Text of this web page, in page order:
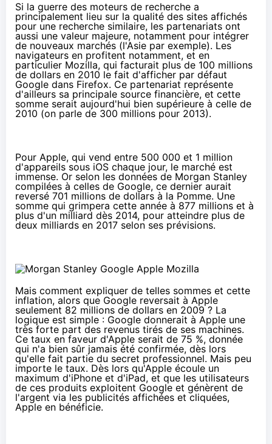
Si la guerre des moteurs de recherche a
principalement lieu sur la qualité des sites affichés
pour une recherche similaire, les partenariats ont
aussi une valeur majeure, notamment pour intégrer
de nouveaux marchés (l'Asie par exemple). Les
navigateurs en profitent notamment, et en
particulier Mozilla, qui facturait plus de 100 millions
de dollars en 2010 le fait d'afficher par défaut
Google dans Firefox. Ce partenariat représente
d'ailleurs sa principale source financière, et cette
somme serait aujourd'hui bien supérieure à celle de
2010 (on parle de 300 millions pour 2013).
Pour Apple, qui vend entre 500 000 et 1 million
d'appareils sous iOS chaque jour, le marché est
immense. Or selon les données de Morgan Stanley
compilées à celles de Google, ce dernier aurait
reversé 701 millions de dollars à la Pomme. Une
somme qui grimpera cette année à 877 millions et à
plus d'un milliard dès 2014, pour atteindre plus de
deux milliards en 2017 selon ses prévisions.
Mais comment expliquer de telles sommes et cette
inflation, alors que Google reversait à Apple
seulement 82 millions de dollars en 2009 ? La
logique est simple : Google donnerait à Apple une
très forte part des revenus tirés de ses machines.
Ce taux en faveur d'Apple serait de 75 %, donnée
qui n'a bien sûr jamais été confirmée, dès lors
qu'elle fait partie du secret professionnel. Mais peu
importe le taux. Dès lors qu'Apple écoule un
maximum d'iPhone et d'iPad, et que les utilisateurs
de ces produits exploitent Google et génèrent de
l'argent via les publicités affichées et cliquées,
Apple en bénéficie.